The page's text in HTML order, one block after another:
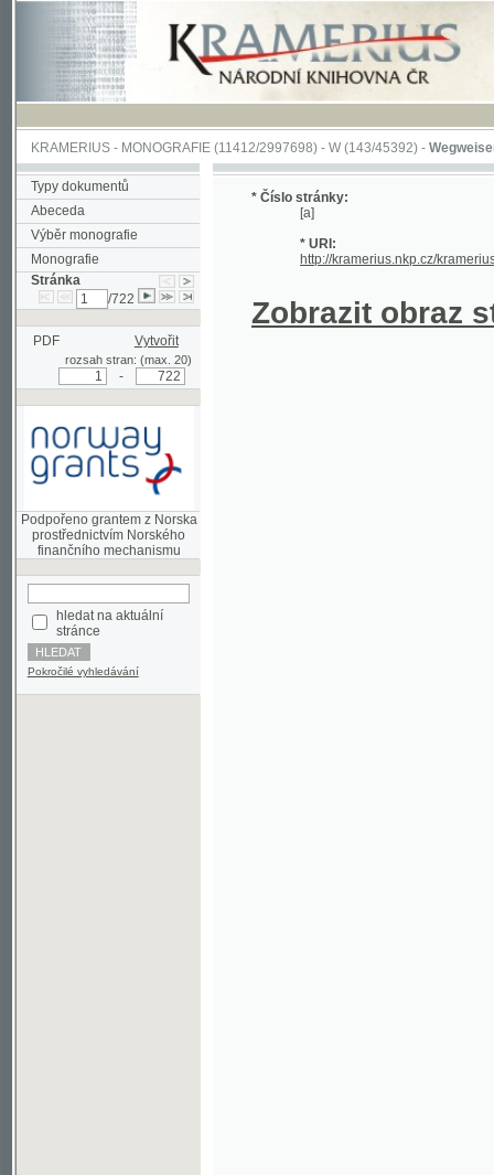
KRAMERIUS-MONOGRAFIE(11412/2997698) -W (143/45392)-Wegweiser durch
Typy dokumentů
Abeceda
Výběr monografie
Monografie
Stránka
/722
PDF Vytvořit
rozsah stran: (max. 20)
Podpořeno grantem z Norska
prostřednictvím Norského
hledat na aktuální
stránce
Pokročilé vyhledávání
* Číslo stránky:
[a]
* URI:
http://kramerius.nkp.cz/kramerius/